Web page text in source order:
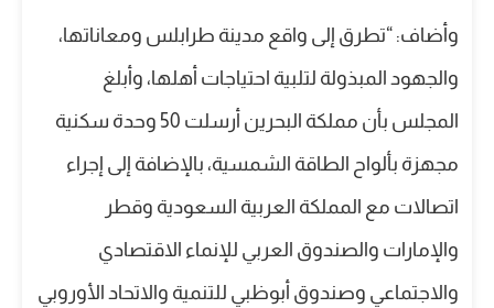
وأضاف: “تطرق إلى واقع مدينة طرابلس ومعاناتها،
والجهود المبذولة لتلبية احتياجات أهلها، وأبلغ
المجلس بأن مملكة البحرين أرسلت 50 وحدة سكنية
مجهزة بألواح الطاقة الشمسية، بالإضافة إلى إجراء
اتصالات مع المملكة العربية السعودية وقطر
والإمارات والصندوق العربي للإنماء الاقتصادي
والاجتماعي وصندوق أبوظبي للتنمية والاتحاد الأوروبي